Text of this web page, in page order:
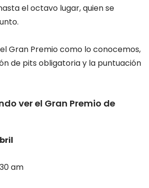
el octavo lugar, quien se
Gran Premio como lo conocemos,
de pits obligatoria y la puntuación
ver el Gran Premio de
am